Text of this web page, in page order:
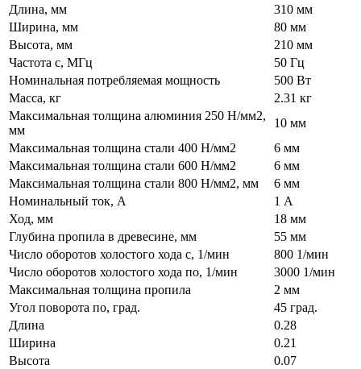
Длина, мм
310 мм
Ширина, мм
80 мм
Высота, мм
210 мм
Частота с, МГц
50 Гц
Номинальная потребляемая мощность
500 Вт
Масса, кг
2.31 кг
Максимальная толщина алюминия 250 Н/мм2,
мм
10 мм
Максимальная толщина стали 400 Н/мм2
6 мм
Максимальная толщина стали 600 Н/мм2
6 мм
Максимальная толщина стали 800 Н/мм2, мм
6 мм
Номинальный ток, А
1 А
Ход, мм
18 мм
Глубина пропила в древесине, мм
55 мм
Число оборотов холостого хода с, 1/мин
800 1/мин
Число оборотов холостого хода по, 1/мин
3000 1/мин
Максимальная толщина пропила
2 мм
Угол поворота по, град.
45 град.
Длина
0.28
Ширина
0.21
Высота
0.07